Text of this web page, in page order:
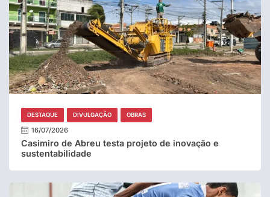
DESTAQUE DIVULGAÇÃO OBRAS
16/07/2026
Casimiro de Abreu testa projeto de inovação e
sustentabilidade